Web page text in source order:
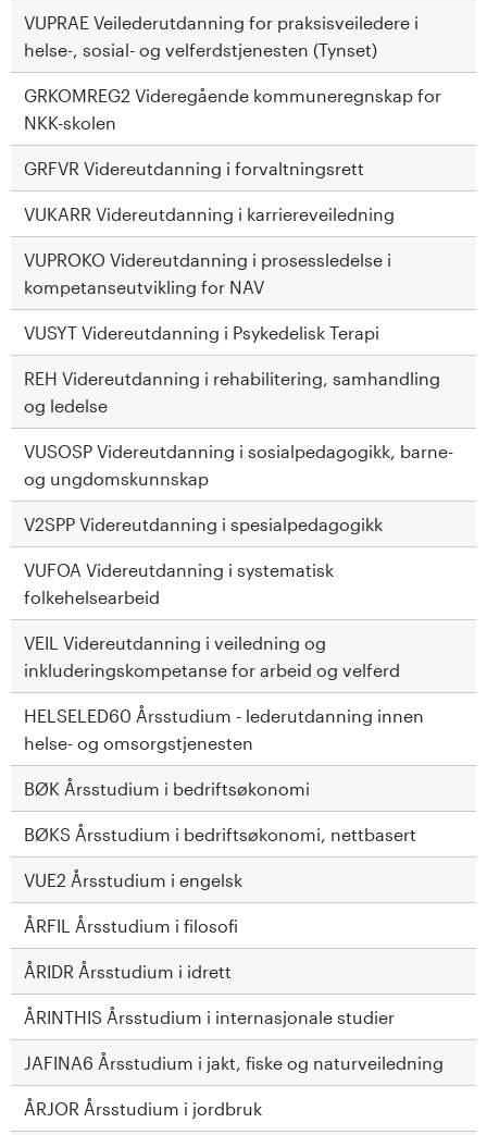
VUPRAE Veilederutdanning for praksisveiledere i
helse-, sosial- og velferdstjenesten (Tynset)
GRKOMREG2 Videregående kommuneregnskap for
NKK-skolen
GRFVR Videreutdanning i forvaltningsrett
VUKARR Videreutdanning i karriereveiledning
VUPROKO Videreutdanning i prosessledelse i
kompetanseutvikling for NAV
VUSYT Videreutdanning i Psykedelisk Terapi
REH Videreutdanning i rehabilitering, samhandling
og ledelse
VUSOSP Videreutdanning i sosialpedagogikk, barne-
og ungdomskunnskap
V2SPP Videreutdanning i spesialpedagogikk
VUFOA Videreutdanning i systematisk
folkehelsearbeid
VEIL Videreutdanning i veiledning og
inkluderingskompetanse for arbeid og velferd
HELSELED60 Årsstudium - lederutdanning innen
helse- og omsorgstjenesten
BØK Årsstudium i bedriftsøkonomi
BØKS Årsstudium i bedriftsøkonomi, nettbasert
VUE2 Årsstudium i engelsk
ÅRFIL Årsstudium i filosofi
ÅRIDR Årsstudium i idrett
ÅRINTHIS Årsstudium i internasjonale studier
JAFINA6 Årsstudium i jakt, fiske og naturveiledning
ÅRJOR Årsstudium i jordbruk